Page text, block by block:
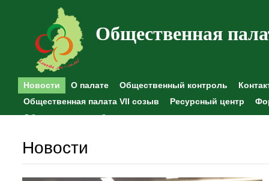
Общественная
Новости О палате Общественный контроль
Общественная палата VII созыв
Ресурсный центр
Общественные наблюдения
Новости